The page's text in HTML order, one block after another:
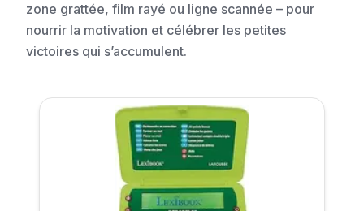
zone grattée, film rayé ou ligne scannée – pour
nourrir la motivation et célébrer les petites
victoires qui s’accumulent.